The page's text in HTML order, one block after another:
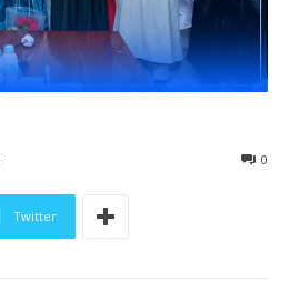
0
Twitter